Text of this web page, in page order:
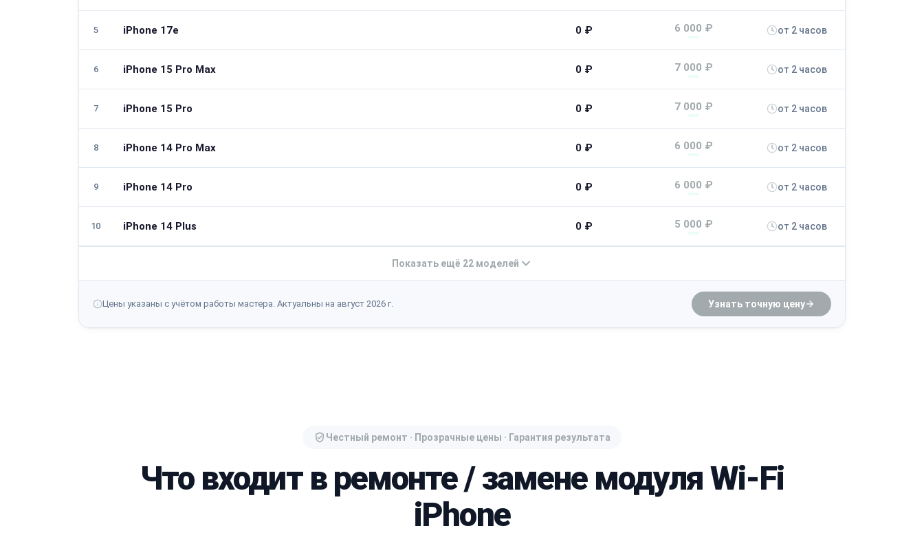
5 iPhone 17e 0 ₽ 6 000 ₽ от 2 часов
6 iPhone 15 Pro Max 0 ₽ 7 000 ₽ от 2 часов
7 iPhone 15 Pro 0 ₽ 7 000 ₽ от 2 часов
8 iPhone 14 Pro Max 0 ₽ 6 000 ₽ от 2 часов
9 iPhone 14 Pro 0 ₽ 6 000 ₽ от 2 часов
10 iPhone 14 Plus 0 ₽ 5 000 ₽ от 2 часов
Показать ещё 22 моделей
Цены указаны с учётом работы мастера. Актуальны на август 2026 г. Узнать точную цену
Честный ремонт · Прозрачные цены · Гарантия результата
Что входит в ремонте / замене модуля Wi-Fi
iPhone